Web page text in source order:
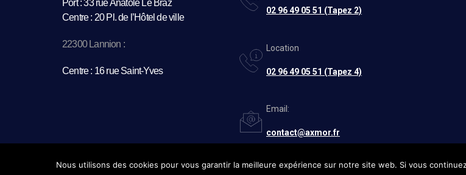
Port : 33 rue Anatole Le Braz
Centre : 20 Pl. de l’Hôtel de ville
22300 Lannion :
Centre : 16 rue Saint-Yves
02 96 49 05 51 (Tapez 2)
Location
02 96 49 05 51 (Tapez 4)
Email:
contact@axmor.fr
Nous utilisons des cookies pour vous garantir la meilleure expérience sur notre site web. Si vous